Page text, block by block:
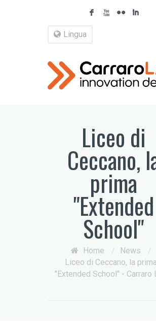
F X N I
Lingua
Liceo di
Ceccano,
prima
"Extended
School"
Home / News
/
Liceo di Ceccano, la prima
"Extended School" - Carraro